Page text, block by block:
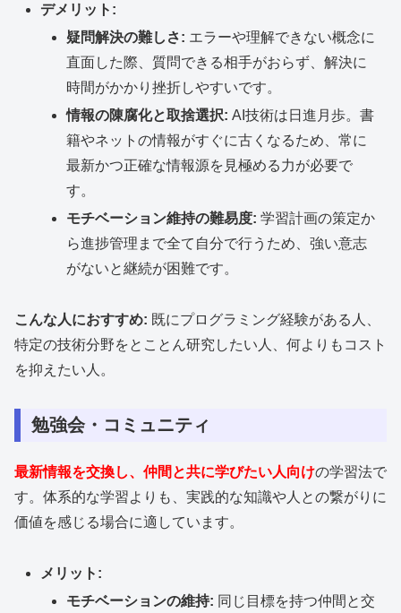
デメリット:
疑問解決の難しさ: エラーや理解できない概念に
直面した際、質問できる相手がおらず、解決に
時間がかかり挫折しやすいです。
情報の陳腐化と取捨選択: AI技術は日進月歩。書
籍やネットの情報がすぐに古くなるため、常に
最新かつ正確な情報源を見極める力が必要で
す。
モチベーション維持の難易度: 学習計画の策定か
ら進捗管理まで全て自分で行うため、強い意志
がないと継続が困難です。
こんな人におすすめ: 既にプログラミング経験がある人、
特定の技術分野をとことん研究したい人、何よりもコスト
を抑えたい人。
勉強会・コミュニティ
最新情報を交換し、仲間と共に学びたい人向けの学習法で
す。体系的な学習よりも、実践的な知識や人との繋がりに
価値を感じる場合に適しています。
メリット:
モチベーションの維持: 同じ目標を持つ仲間と交